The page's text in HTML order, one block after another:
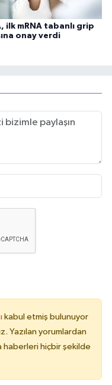
ilk mRNA tabanlı grip
onay verdi
kabul etmiş bulunuyor
Yazılan yorumlardan
haberleri hiçbir şekilde